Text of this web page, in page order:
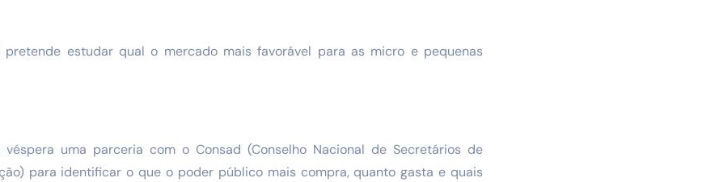
estudar qual o mercado mais favorável para as micro e pequenas
véspera uma parceria com o Consad (Conselho Nacional de Secretários de
para identificar o que o poder público mais compra, quanto gasta e quais